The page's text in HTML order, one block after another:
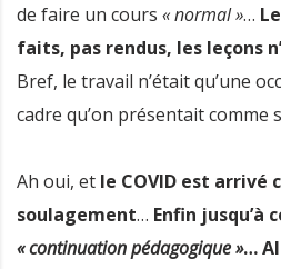
de faire un cours « normal »…
faits, pas rendus, les leçons
Bref, le travail n’était qu’une
cadre qu’on présentait comme
Ah oui, et le COVID est arrivé
soulagement… Enfin jusqu’à
« continuation pédagogique »…